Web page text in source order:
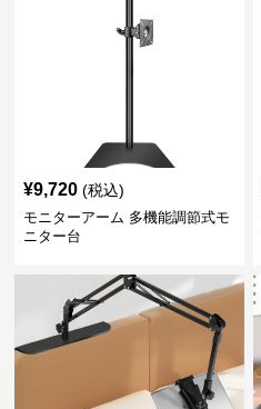
¥9,720 (税込)
モニターアーム 多機能調節式モ
ニター台